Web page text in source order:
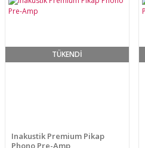
TÜKENDİ
Inakustik Premium Pikap
Phono Pre-Amp